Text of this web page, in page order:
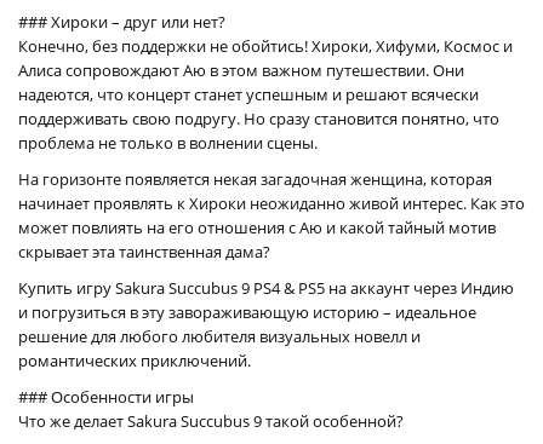
### Хироки – друг или нет?
Конечно, без поддержки не обойтись! Хироки, Хифуми, Космос и
Алиса сопровождают Аю в этом важном путешествии. Они
надеются, что концерт станет успешным и решают всячески
поддерживать свою подругу. Но сразу становится понятно, что
проблема не только в волнении сцены.
На горизонте появляется некая загадочная женщина, которая
начинает проявлять к Хироки неожиданно живой интерес. Как это
может повлиять на его отношения с Аю и какой тайный мотив
скрывает эта таинственная дама?
Купить игру Sakura Succubus 9 PS4 & PS5 на аккаунт через Индию
и погрузиться в эту завораживающую историю – идеальное
решение для любого любителя визуальных новелл и
романтических приключений.
### Особенности игры
Что же делает Sakura Succubus 9 такой особенной?